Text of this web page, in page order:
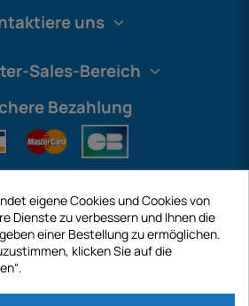
uns
Sales-Bereich
Bezahlung
International
eigene Cookies und Cookies von
Dienste zu verbessern und Ihnen die
einer Bestellung zu ermöglichen.
klicken Sie auf die